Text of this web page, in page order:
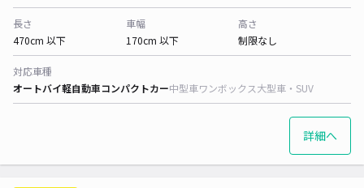
長さ
470cm 以下
車幅
170cm 以下
高さ
制限なし
対応車種
オートバイ軽自動車コンパクトカー中型車ワンボックス大型車・SUV
詳細へ